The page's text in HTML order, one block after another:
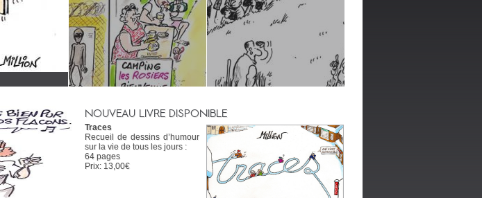
NOUVEAU LIVRE DISPONIBLE
Traces
Recueil de dessins d’humour
sur la vie de tous les jours :
64 pages
Prix: 13,00€